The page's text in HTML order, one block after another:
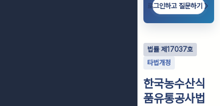
로그인하고 질문하기
법률제 17037호
타법개정
한국농수산식
품유통공사법